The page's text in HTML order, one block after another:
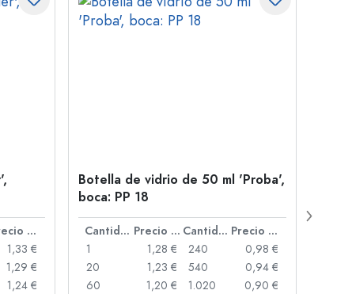
Precio por unidad
1,33 €
1,29 €
1,24 €
Botella de vidrio de 50 ml 'Proba',
boca: PP 18
Cantidad Precio por unidad Cantidad
Precio por unidad
1
1,28 €
20
1,23 €
60
1,20 €
240
0,98 €
540
0,94 €
1.020
0,90 €